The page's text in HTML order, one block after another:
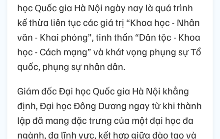
học Quốc gia Hà Nội ngày nay là quá trình
kế thừa liên tục các giá trị “Khoa học - Nhân
văn - Khai phóng”, tinh thần “Dân tộc - Khoa
học - Cách mạng” và khát vọng phụng sự Tổ
quốc, phụng sự nhân dân.
Giám đốc Đại học Quốc gia Hà Nội khẳng
định, Đại học Đông Dương ngay từ khi thành
lập đã mang đặc trưng của một đại học đa
ngành, đa lĩnh vực, kết hợp giữa đào tạo và